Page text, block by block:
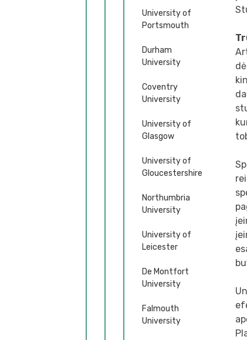
University of
Portsmouth
Durham
University
Coventry
University
University of
Glasgow
University of
Gloucestershire
Northumbria
University
University of
Leicester
De Montfort
University
Falmouth
University